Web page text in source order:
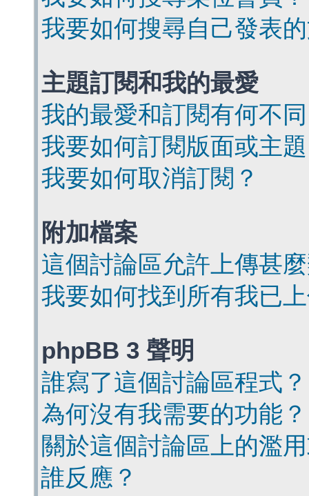
我要如何搜尋自己發表
主題訂閱和我的最愛
我的最愛和訂閱有何不
我要如何訂閱版面或主
我要如何取消訂閱？
附加檔案
這個討論區允許上傳甚
我要如何找到所有我已
phpBB 3 聲明
誰寫了這個討論區程式？
為何沒有我需要的功能？
關於這個討論區上的濫
誰反應？